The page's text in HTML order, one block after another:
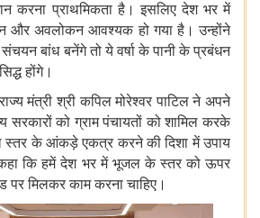
करना प्राथमिकता है। इसलिए देश भर में
और अवलोकन आवश्यक हो गया है। उन्होंने
संचयन बांध बनेंगे तो ये वर्षा के पानी के प्रबंधन
सिद्ध होंगे।
मंत्री श्री कपिल मोरेश्वर पाटिल ने अपने
सरकारों को ग्राम पंचायतों को शामिल करके
स्तर के आंकड़े एकत्र करने की दिशा में उपाय
कि हमें देश भर में भूजल के स्तर को ऊपर
पर मिलकर काम करना चाहिए।